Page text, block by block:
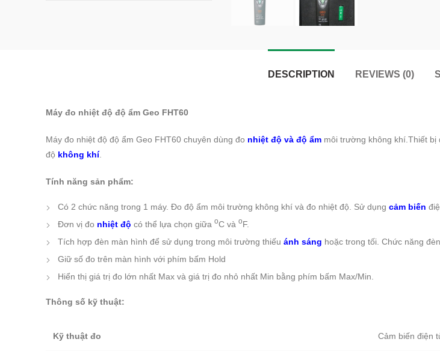
DESCRIPTION REVIEWS (0)
Máy đo nhiệt độ độ ẩm Geo FHT60
Máy đo nhiệt độ độ ẩm Geo FHT60 chuyên dùng đo nhiệt độ và độ ẩm môi trường không khí.Thiết bị
độ không khí.
Tính năng sản phẩm:
Có 2 chức năng trong 1 máy. Đo độ ẩm môi trường không khí và đo nhiệt độ. Sử dụng cảm biến
Đơn vị đo nhiệt độ có thể lựa chọn giữa oC và oF.
Tích hợp đèn màn hình để sử dụng trong môi trường thiếu ánh sáng hoặc trong tối. Chức năng
Giữ số đo trên màn hình với phím bấm Hold
Hiển thị giá trị đo lớn nhất Max và giá trị đo nhỏ nhất Min bằng phím bấm Max/Min.
Thông số kỹ thuật:
Kỹ thuật đo Cảm biến điện